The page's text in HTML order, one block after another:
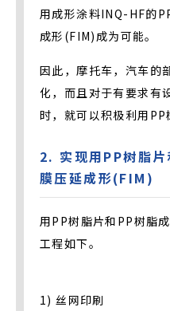
用成形涂料INQ-HF的
成形(FIM)成为可能。
因此，摩托车，汽车的
化，而且对于有要求有
时，就可以积极利用PP
2. 实现用PP树脂
膜压延成形(FIM)
用PP树脂片和PP树脂
工程如下。
1) 丝网印刷